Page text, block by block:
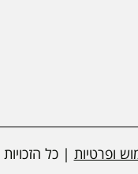
ופרטיות | כל